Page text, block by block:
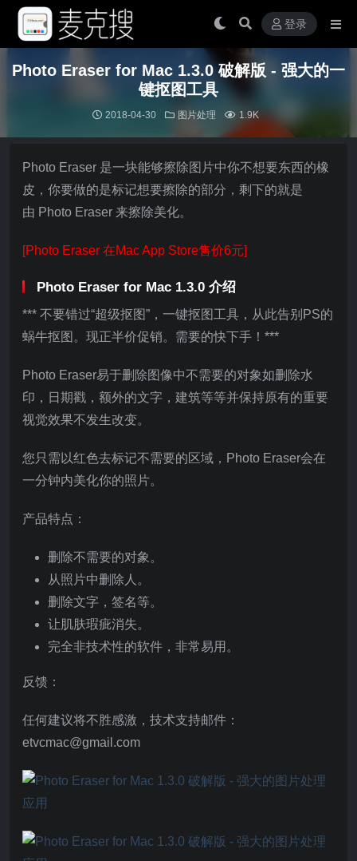
登录
Photo Eraser for Mac 1.3.0 破解版 - 强大的一
键抠图工具
2018-04-30 图片处理 1.9K
Photo Eraser 是一块能够擦除图片中你不想要东西的橡
皮，你要做的是标记想要擦除的部分，剩下的就是
由 Photo Eraser 来擦除美化。
[Photo Eraser 在Mac App Store售价6元]
Photo Eraser for Mac 1.3.0 介绍
*** 不要错过“超级抠图”，一键抠图工具，从此告别PS的
蜗牛抠图。现正半价促销。需要的快下手！***
Photo Eraser易于删除图像中不需要的对象如删除水
印，日期戳，额外的文字，建筑等等并保持原有的重要
视觉效果不发生改变。
您只需以红色去标记不需要的区域，Photo Eraser会在
一分钟内美化你的照片。
产品特点：
删除不需要的对象。
从照片中删除人。
删除文字，签名等。
让肌肤瑕疵消失。
完全非技术性的软件，非常易用。
反馈：
任何建议将不胜感激，技术支持邮件：
etvcmac@gmail.com